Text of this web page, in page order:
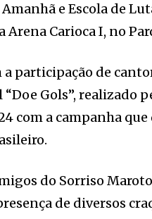
e Escola de
Carioca I, no
participação de
Gols”, realizado
com a campanha
do Sorriso
de diversos